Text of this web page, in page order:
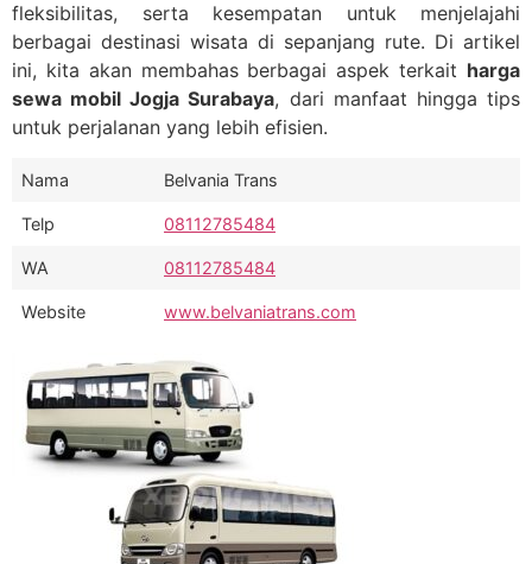
fleksibilitas, serta kesempatan untuk menjelajahi
berbagai destinasi wisata di sepanjang rute. Di artikel
ini, kita akan membahas berbagai aspek terkait harga
sewa mobil Jogja Surabaya, dari manfaat hingga tips
untuk perjalanan yang lebih efisien.
Nama Belvania Trans
Telp 08112785484
WA 08112785484
Website www.belvaniatrans.com